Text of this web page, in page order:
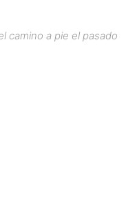
camino a pie el pasado